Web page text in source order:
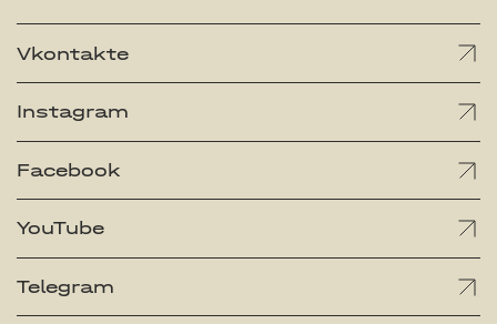
Vkontakte
Instagram
Facebook
YouTube
Telegram